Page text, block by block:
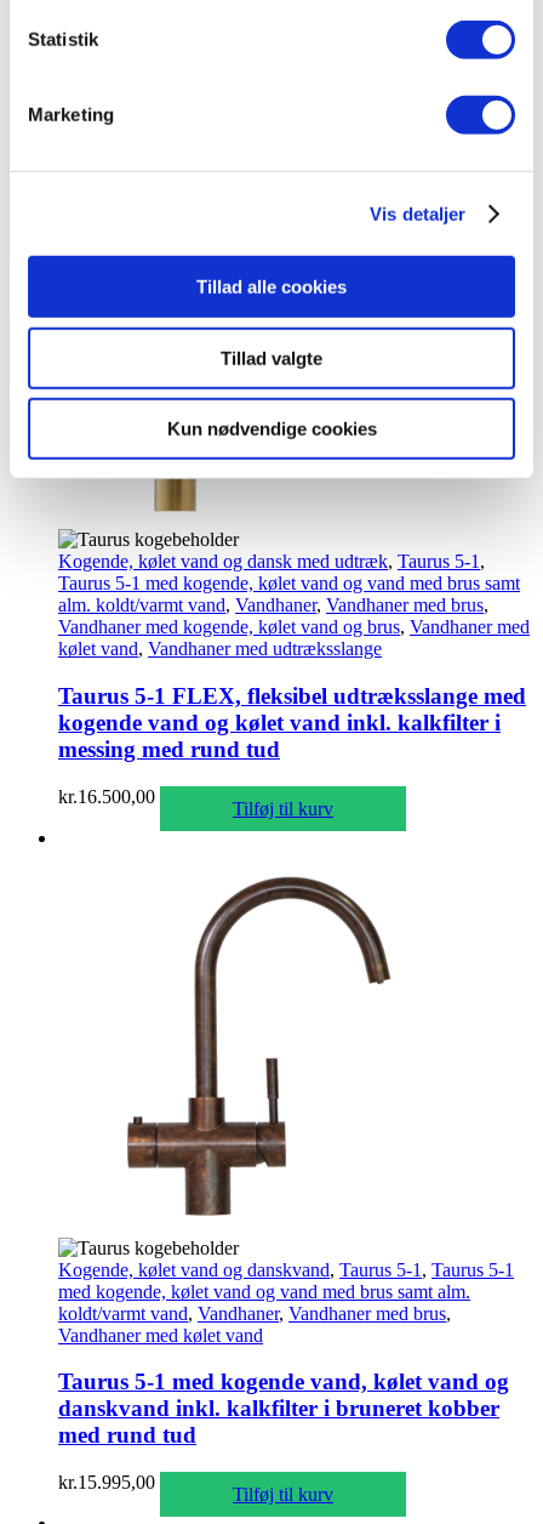
Statistik
Marketing
Vis detaljer
Tillad alle cookies
Tillad valgte
Kun nødvendige cookies
kogende vand og kølet vand inkl. kalkfilter i
bruneret kobber med rund tud
Kogende, kølet vand og dansk med udtræk, Taurus 5-1 ,
Taurus 5-1 med kogende, kølet vand og vand med brus samt
alm. koldt/varmt vand, Vandhaner, Vandhaner med brus,
Vandhaner med kogende, kølet vand og brus, Vandhaner med
kølet vand, Vandhaner med udtræksslange
Taurus 5-1 FLEX, fleksibel udtræksslange med
kogende vand og kølet vand inkl. kalkfilter i
messing med rund tud
kr.16.500,00
Tilføj til kurv
Kogende, kølet vand og danskvand, Taurus 5-1 , Taurus 5-1
med kogende, kølet vand og vand med brus samt alm.
koldt/varmt vand, Vandhaner, Vandhaner med brus,
Vandhaner med kølet vand
Taurus 5-1 med kogende vand, kølet vand og
danskvand inkl. kalkfilter i bruneret kobber
med rund tud
kr.15.995,00
Tilføj til kurv